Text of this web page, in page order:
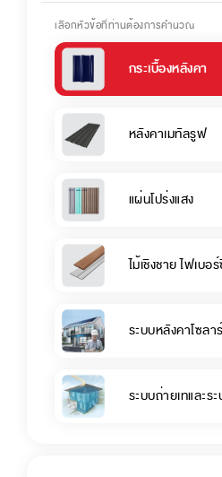
เลือกหัวข้อที่ท่านต้องการคำนวณ
กระเบื้องหลังคา
หลังคาเมทัลรูฟ
แผ่นโปร่งแสง
ไม้เชิงชาย ไฟเบอ
ระบบหลังคาโซลาร์
ระบบถ่ายเทและร